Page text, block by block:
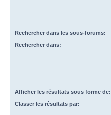
Rechercher dans les sous-forums:
Rechercher dans:
Afficher les résultats sous forme de:
Classer les résultats par: